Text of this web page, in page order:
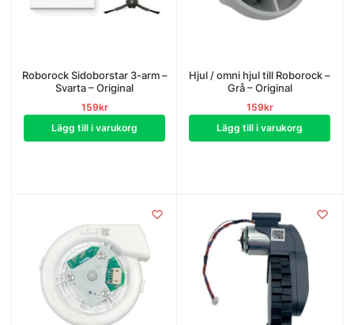
Roborock Sidoborstar 3-arm –
Svarta – Original
159kr
Lägg till i varukorg
Hjul / omni hjul till Roborock –
Grå – Original
159kr
Lägg till i varukorg